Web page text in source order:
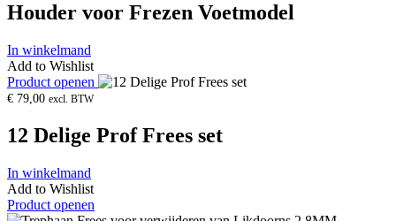
Houder voor Frezen Voetmodel
In winkelmand
Add to Wishlist
Product openen
€ 79,00 excl. BTW
12 Delige Prof Frees set
In winkelmand
Add to Wishlist
Product openen